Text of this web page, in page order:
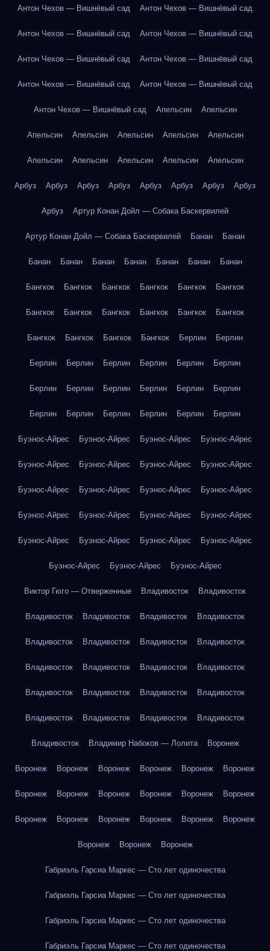
Антон Чехов — Вишнёвый сад Антон Чехов — Вишнёвый сад
Антон Чехов — Вишнёвый сад Антон Чехов — Вишнёвый сад
Антон Чехов — Вишнёвый сад Антон Чехов — Вишнёвый сад
Антон Чехов — Вишнёвый сад Антон Чехов — Вишнёвый сад
Антон Чехов — Вишнёвый сад Апельсин Апельсин
Апельсин Апельсин Апельсин Апельсин Апельсин
Апельсин Апельсин Апельсин Апельсин Апельсин
Арбуз Арбуз Арбуз Арбуз Арбуз Арбуз Арбуз Арбуз
Арбуз Артур Конан Дойл — Собака Баскервилей
Артур Конан Дойл — Собака Баскервилей Банан Банан
Банан Банан Банан Банан Банан Банан Банан
Бангкок Бангкок Бангкок Бангкок Бангкок Бангкок
Бангкок Бангкок Бангкок Бангкок Бангкок Бангкок
Бангкок Бангкок Бангкок Бангкок Берлин Берлин
Берлин Берлин Берлин Берлин Берлин Берлин
Берлин Берлин Берлин Берлин Берлин Берлин
Берлин Берлин Берлин Берлин Берлин Берлин
Буэнос-Айрес Буэнос-Айрес Буэнос-Айрес Буэнос-Айрес
Буэнос-Айрес Буэнос-Айрес Буэнос-Айрес Буэнос-Айрес
Буэнос-Айрес Буэнос-Айрес Буэнос-Айрес Буэнос-Айрес
Буэнос-Айрес Буэнос-Айрес Буэнос-Айрес Буэнос-Айрес
Буэнос-Айрес Буэнос-Айрес Буэнос-Айрес Буэнос-Айрес
Буэнос-Айрес Буэнос-Айрес Буэнос-Айрес
Виктор Гюго — Отверженные Владивосток Владивосток
Владивосток Владивосток Владивосток Владивосток
Владивосток Владивосток Владивосток Владивосток
Владивосток Владивосток Владивосток Владивосток
Владивосток Владивосток Владивосток Владивосток
Владивосток Владивосток Владивосток Владивосток
Владивосток Владимир Набоков — Лолита Воронеж
Воронеж Воронеж Воронеж Воронеж Воронеж Воронеж
Воронеж Воронеж Воронеж Воронеж Воронеж Воронеж
Воронеж Воронеж Воронеж Воронеж Воронеж Воронеж
Воронеж Воронеж Воронеж
Габриэль Гарсиа Маркес — Сто лет одиночества
Габриэль Гарсиа Маркес — Сто лет одиночества
Габриэль Гарсиа Маркес — Сто лет одиночества
Габриэль Гарсиа Маркес — Сто лет одиночества